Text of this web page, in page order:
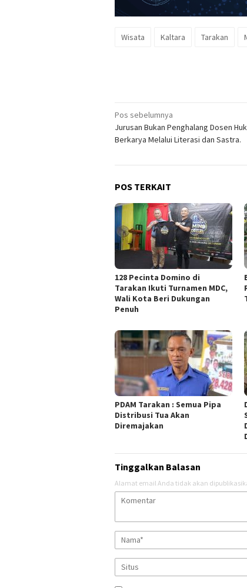
Wisata Kaltara Tarakan
Navigasi
pos
Pos sebelumnya
Jurusan Bukan Penghalang Dosen
Berkarya Melalui Literasi dan Sastra.
POS TERKAIT
128 Pecinta Domino di
Tarakan Ikuti Turnamen MDC,
Wali Kota Beri Dukungan
Penuh
PDAM Tarakan : Semua Pipa
Distribusi Tua Akan
Diremajakan
Tinggalkan Balasan
Alamat email Anda tidak akan